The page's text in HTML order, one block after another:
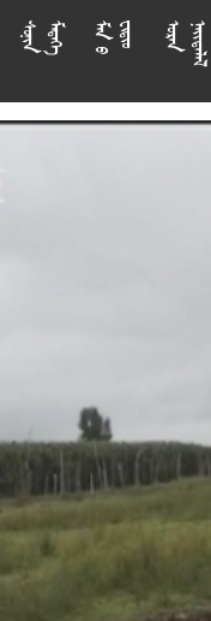









    









